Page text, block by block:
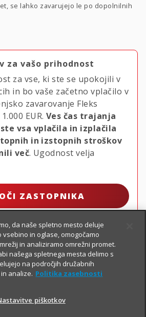
se lahko zavarujejo le po dopolnilnih
za vašo prihodnost
za vse, ki ste se upokojili v
in bo vaše začetno vplačilo v
zavarovanje Fleks
1.000 EUR. Ves čas trajanja
vsa vplačila in izplačila
in izstopnih stroškov
več. Ugodnost velja
ZASTOPNIKA
01 2864 000
da naše spletno mesto deluje
in oglase, omogočamo
in analiziramo omrežni promet.
našega spletnega mesta delimo s
na področjih družabnih
analize. Politika zasebnosti
piškotkov